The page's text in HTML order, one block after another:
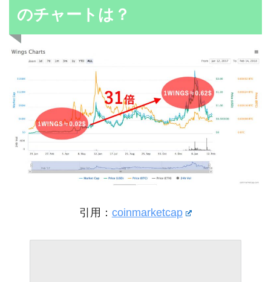
のチャートは？
引用： coinmarketcap